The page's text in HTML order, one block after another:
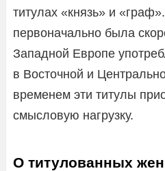
титулах «князь» и
первоначально была
Западной Европе
в Восточной и
временем эти титулы
смысловую нагрузку.
О титулованных